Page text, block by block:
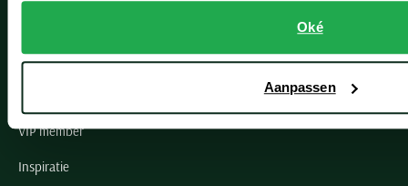
Oké
Aanpassen
Grote maten herenkleding
VIP member
Inspiratie